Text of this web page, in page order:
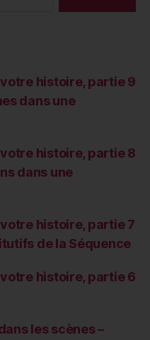
histoire, partie 9
dans une
histoire, partie 8
dans une
histoire, partie 7
de la Séquence
histoire, partie 6
les scènes –